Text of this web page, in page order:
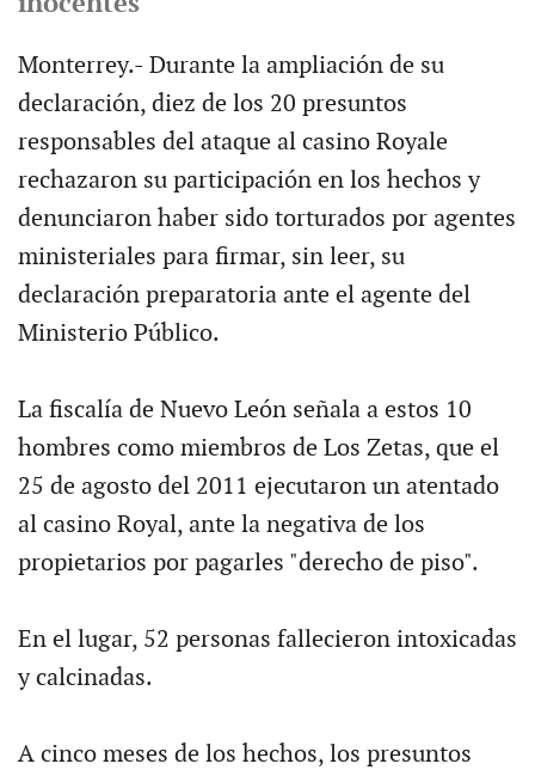
Monterrey.- Durante la ampliación de su
declaración, diez de los 20 presuntos
responsables del ataque al casino Royale
rechazaron su participación en los hechos y
denunciaron haber sido torturados por agentes
ministeriales para firmar, sin leer, su
declaración preparatoria ante el agente del
Ministerio Público.
La fiscalía de Nuevo León señala a estos 10
hombres como miembros de Los Zetas, que el
25 de agosto del 2011 ejecutaron un atentado
al casino Royal, ante la negativa de los
propietarios por pagarles "derecho de piso".
En el lugar, 52 personas fallecieron intoxicadas
y calcinadas.
A cinco meses de los hechos, los presuntos